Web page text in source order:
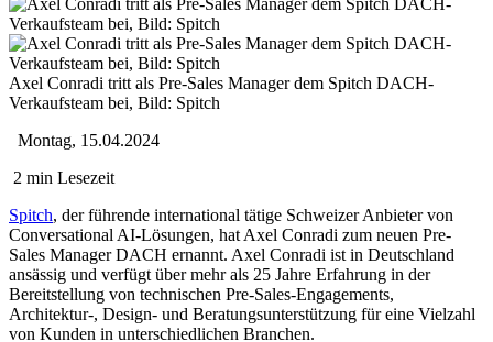
Axel Conradi tritt als Pre-Sales Manager dem Spitch DACH-
Verkaufsteam bei, Bild: Spitch
Montag, 15.04.2024
2 min Lesezeit
Spitch, der führende international tätige Schweizer Anbieter von
Conversational AI-Lösungen, hat Axel Conradi zum neuen Pre-
Sales Manager DACH ernannt. Axel Conradi ist in Deutschland
ansässig und verfügt über mehr als 25 Jahre Erfahrung in der
Bereitstellung von technischen Pre-Sales-Engagements,
Architektur-, Design- und Beratungsunterstützung für eine Vielzahl
von Kunden in unterschiedlichen Branchen.